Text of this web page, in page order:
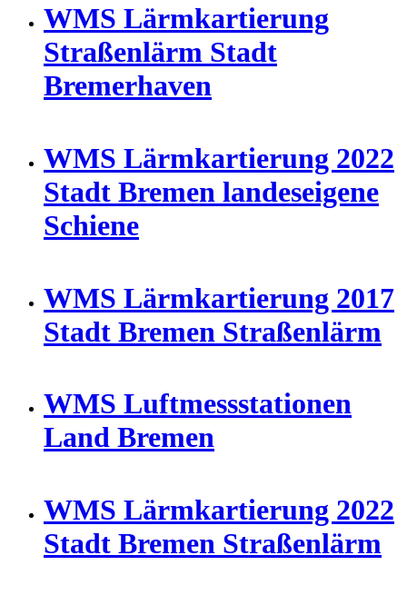
WMS Lärmkartierung
Straßenlärm Stadt
Bremerhaven
WMS Lärmkartierung 2022
Stadt Bremen landeseigene
Schiene
WMS Lärmkartierung 2017
Stadt Bremen Straßenlärm
WMS Luftmessstationen
Land Bremen
WMS Lärmkartierung 2022
Stadt Bremen Straßenlärm